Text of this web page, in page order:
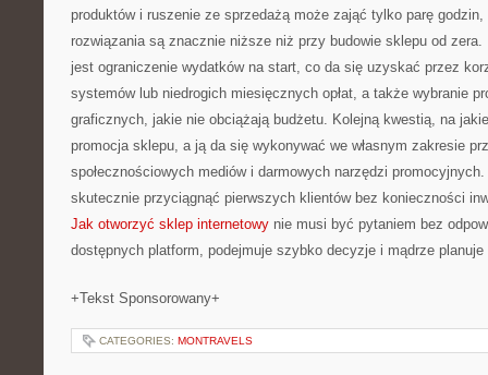
produktów i ruszenie ze sprzedażą może zająć tylko parę
rozwiązania są znacznie niższe niż przy budowie sklepu od
jest ograniczenie wydatków na start, co da się uzyskać przez
systemów lub niedrogich miesięcznych opłat, a także wybranie
graficznych, jakie nie obciążają budżetu. Kolejną kwestią, na
promocja sklepu, a ją da się wykonywać we własnym zakresie
społecznościowych mediów i darmowych narzędzi
skutecznie przyciągnąć pierwszych klientów bez konieczności
Jak otworzyć sklep internetowy nie musi być pytaniem bez
dostępnych platform, podejmuje szybko decyzje i mądrze
+Tekst Sponsorowany+
CATEGORIES: MONTRAVELS